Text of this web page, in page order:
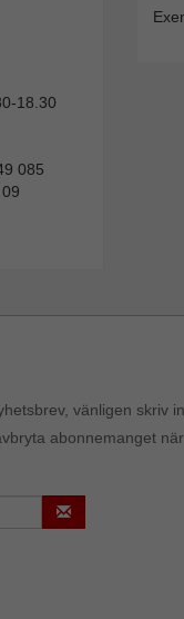
18.30
085
vänligen skriv in
abonnemanget när